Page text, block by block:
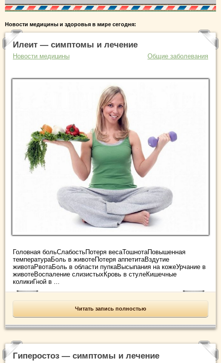
Новости медицины и здоровья в мире сегодня:
Илеит — симптомы и лечение
Новости медицины Общие заболевания
Головная больСлабостьПотеря весаТошнотаПовышенная
температураБоль в животеПотеря аппетитаВздутие
животаРвотаБоль в области пупкаВысыпания на кожеУрчание в
животеВоспаление слизистыхКровь в стулеКишечные
коликиГной в ...
Читать запись полностью
Гиперостоз — симптомы и лечение